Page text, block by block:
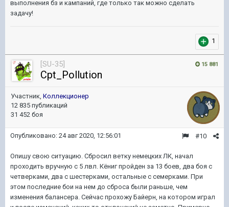
выполнения бз и кампаний, где только так можно сделать
задачу!
1
15 881
[SU-35]
Cpt_Pollution
Участник, Коллекционер
12 835 публикаций
31 452 боя
#10
Опубликовано: 24 авг 2020, 12:56:01
Опишу свою ситуацию. Сбросил ветку немецких ЛК, начал
проходить вручную с 5 лвл. Кёниг пройден за 13 боев, два боя с
четверками, два с шестерками, остальные с семерками. При
этом последние бои на нем до сброса были раньше, чем
изменения балансера. Сейчас прохожу Байерн, на котором играл